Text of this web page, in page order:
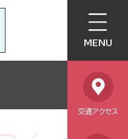
MENU
交通アクセス